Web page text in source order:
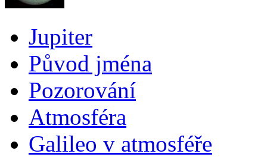
Jupiter
Původ jména
Pozorování
Atmosféra
Galileo v atmosféře